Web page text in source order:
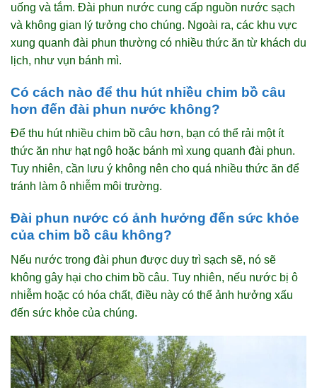
uống và tắm. Đài phun nước cung cấp nguồn nước sạch
và không gian lý tưởng cho chúng. Ngoài ra, các khu vực
xung quanh đài phun thường có nhiều thức ăn từ khách du
lịch, như vụn bánh mì.
Có cách nào để thu hút nhiều chim bồ câu
hơn đến đài phun nước không?
Để thu hút nhiều chim bồ câu hơn, bạn có thể rải một ít
thức ăn như hạt ngô hoặc bánh mì xung quanh đài phun.
Tuy nhiên, cần lưu ý không nên cho quá nhiều thức ăn để
tránh làm ô nhiễm môi trường.
Đài phun nước có ảnh hưởng đến sức khỏe
của chim bồ câu không?
Nếu nước trong đài phun được duy trì sạch sẽ, nó sẽ
không gây hại cho chim bồ câu. Tuy nhiên, nếu nước bị ô
nhiễm hoặc có hóa chất, điều này có thể ảnh hưởng xấu
đến sức khỏe của chúng.